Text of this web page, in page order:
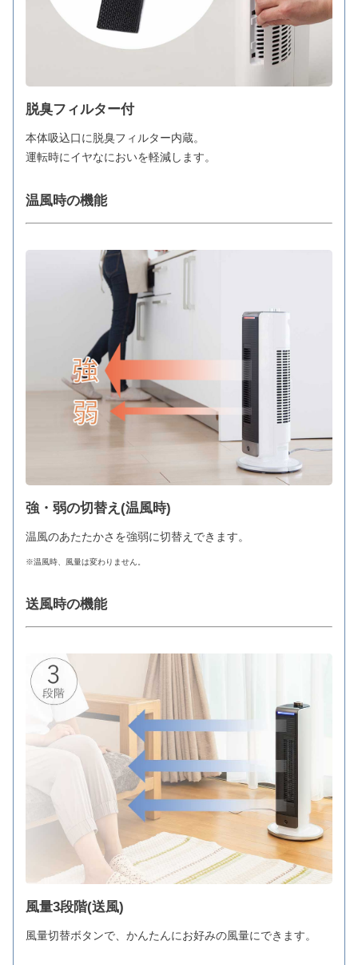
脱臭フィルター付
本体吸込口に脱臭フィルター内蔵。
運転時にイヤなにおいを軽減します。
温風時の機能
強・弱の切替え(温風時)
温風のあたたかさを強弱に切替えできます。
※温風時、風量は変わりません。
送風時の機能
風量3段階(送風)
風量切替ボタンで、かんたんにお好みの風量にできます。